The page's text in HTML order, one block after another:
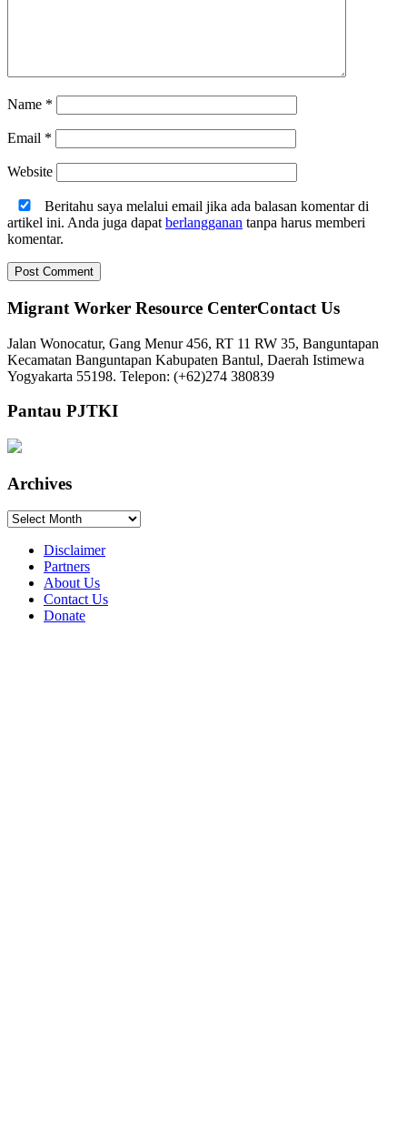
Name *
Email *
Website
Beritahu saya melalui email jika ada balasan komentar di
artikel ini. Anda juga dapat berlangganan tanpa harus memberi
komentar.
Migrant Worker Resource CenterContact Us
Jalan Wonocatur, Gang Menur 456, RT 11 RW 35, Banguntapan
Kecamatan Banguntapan Kabupaten Bantul, Daerah Istimewa
Yogyakarta 55198. Telepon: (+62)274 380839
Pantau PJTKI
Archives
Archives
Disclaimer
Partners
About Us
Contact Us
Donate